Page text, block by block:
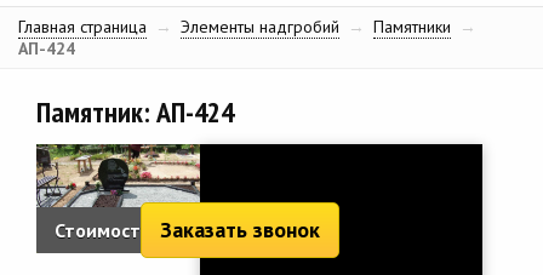
Главная страница → Элементы надгробий → Памятники
→
АП-424
Памятник: АП-424
Стоимость: 2 016 руб.
Заказать звонок